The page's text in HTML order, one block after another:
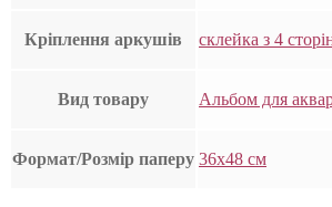
Кріплення аркушів склейка з 4
Вид товару Альбом для
Формат/Розмір паперу 36х48 см